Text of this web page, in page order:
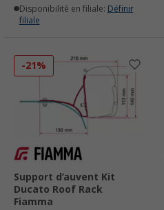
Disponibilité en filiale: Définir
filiale
-21%
Support d’auvent Kit
Ducato Roof Rack
Fiamma